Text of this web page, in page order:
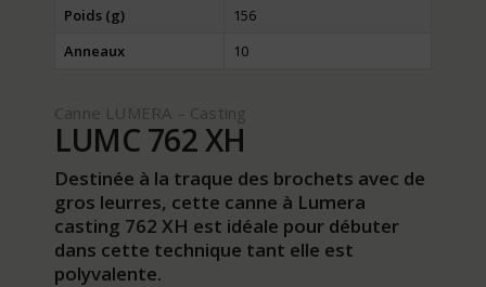
Poids (g)
156
Anneaux
10
Canne LUMERA – Casting
LUMC 762 XH
Destinée à la traque des brochets avec de
gros leurres, cette canne à Lumera
casting 762 XH est idéale pour débuter
dans cette technique tant elle est
polyvalente.